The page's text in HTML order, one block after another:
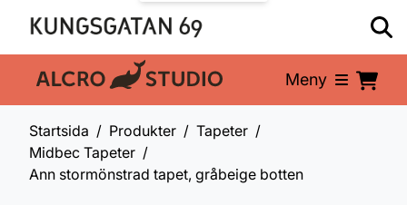
En del av: Meny
Startsida Produkter
Tapeter
Midbec Tapeter
Ann stormönstrad tapet, gråbeige botten